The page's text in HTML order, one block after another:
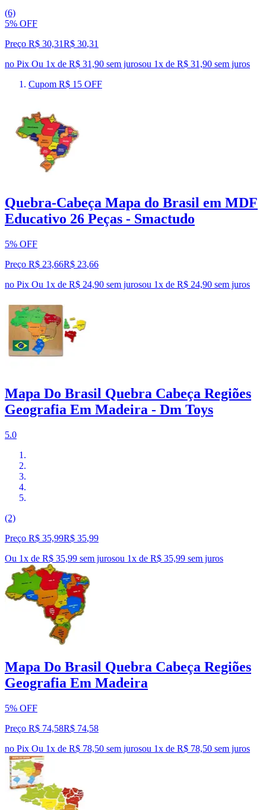
(6)
5% OFF
Preço R$ 30,31R$ 30,31
no Pix Ou 1x de R$ 31,90 sem jurosou 1x de R$ 31,90 sem juros
Cupom R$ 15 OFF
Quebra-Cabeça Mapa do Brasil em MDF
Educativo 26 Peças - Smactudo
5% OFF
Preço R$ 23,66R$ 23,66
no Pix Ou 1x de R$ 24,90 sem jurosou 1x de R$ 24,90 sem juros
Mapa Do Brasil Quebra Cabeça Regiões
Geografia Em Madeira - Dm Toys
5.0
(2)
Preço R$ 35,99R$ 35,99
Ou 1x de R$ 35,99 sem jurosou 1x de R$ 35,99 sem juros
Mapa Do Brasil Quebra Cabeça Regiões
Geografia Em Madeira
5% OFF
Preço R$ 74,58R$ 74,58
no Pix Ou 1x de R$ 78,50 sem jurosou 1x de R$ 78,50 sem juros